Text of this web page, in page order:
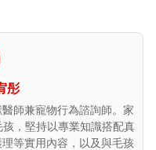
彤
師兼寵物行為諮詢師。家
，堅持以專業知識搭配真
等實用內容，以及與毛孩